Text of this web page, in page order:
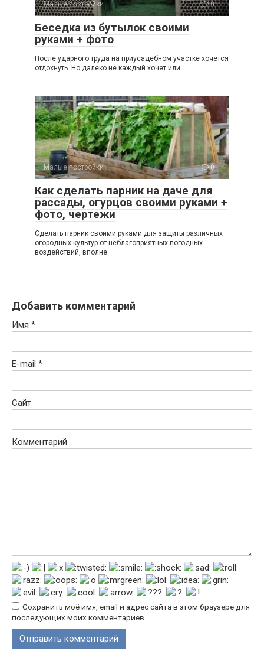
Малые постройки 0
Беседка из бутылок своими
руками + фото
После ударного труда на приусадебном участке хочется
отдохнуть. Но далеко не каждый хочет или
Малые постройки 0
Как сделать парник на даче для
рассады, огурцов своими руками +
фото, чертежи
Сделать парник своими руками для защиты различных
огородных культур от неблагоприятных погодных
воздействий, вполне
Добавить комментарий
Имя *
E-mail *
Сайт
Комментарий
Сохранить моё имя, email и адрес сайта в этом браузере для
последующих моих комментариев.